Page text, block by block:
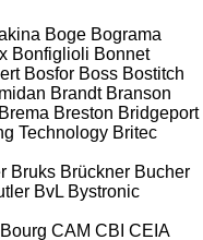
Boge Bograma
Bonfiglioli Bonnet
Bosfor Boss Bostitch
Brandt Branson
Brema Breston Bridgeport
Technology Britec
Bruks Brückner Bucher
BvL Bystronic
CAM CBI CEIA